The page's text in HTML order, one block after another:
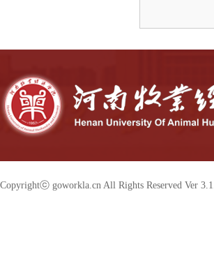
Copyrightⓒ goworkla.cn All Rights Reserved Ver